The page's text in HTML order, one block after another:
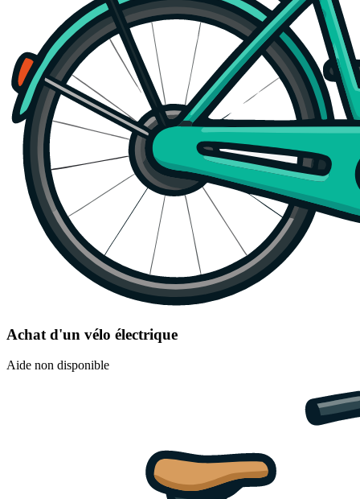
Achat d'un vélo électrique
Aide non disponible